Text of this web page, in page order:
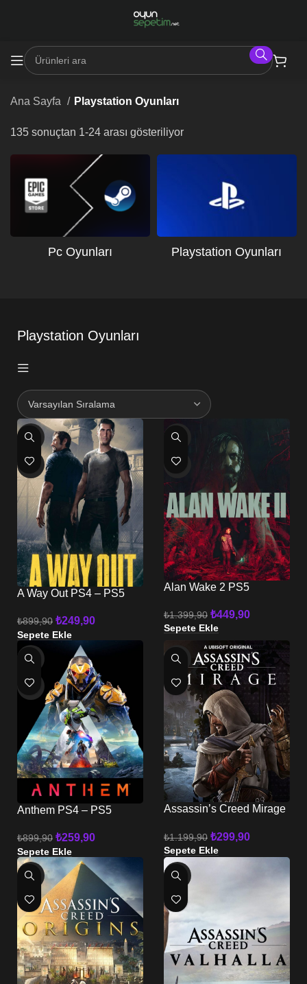
Ana Sayfa Playstation Oyunları
135 sonuçtan 1-24 arası gösteriliyor
Pc Oyunları Playstation Oyunları
Playstation Oyunları
-72%
HOT
A Way Out PS4 – PS5
₺899,90 ₺249,90
Sepete Ekle
-68%
HOT
Alan Wake 2 PS5
₺1.399,90 ₺449,90
Sepete Ekle
-71%
HOT
Anthem PS4 – PS5
₺899,90 ₺259,90
Sepete Ekle
-75%
Assassin’s Creed Mirage
₺1.199,90 ₺299,90
Sepete Ekle
-60% -75%